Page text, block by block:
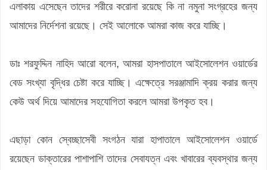
এলাকায় এসেছেন তাদের শরীরে করোনা রয়েছে কি না নমুনা সংগ্রহের জন্য
আমাদের নির্দেশনা রয়েছে। সেই আলোকে আমরা কাজ করে যাচ্ছি।
ডাঃ শরফুদ্দিন নাহিদ আরো বলেন, আমরা হাসপাতালে আইসোলেশন ওয়ার্ডের
বেড সংখ্যা বৃদ্ধির চেষ্টা করে যাচ্ছি। এক্ষেত্রে সরঞ্জামাদি ক্রয় করার জন্য
কেউ অর্থ দিয়ে আমাদের সহযোগিতা করলে আমরা উপকৃত হব।
এছাড়া কোন স্বেচ্ছাসেবী সংগঠন যারা হাপাতালে আইসোলেশন ওয়ার্ডে
রয়েছেন ডাক্তারের পাশাপাশি তাদের সেবাযত্ন এবং খাবারের ব্যবস্থার জন্য